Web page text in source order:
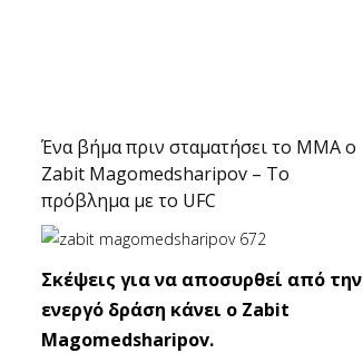
Ένα βήμα πριν σταματήσει το ΜΜΑ ο
Zabit Magomedsharipov – Το
πρόβλημα με το UFC
Σκέψεις για να αποσυρθεί από την
ενεργό δράση κάνει ο Zabit
Magomedsharipov.